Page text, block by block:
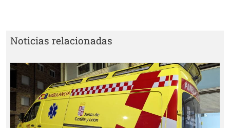
Noticias relacionadas